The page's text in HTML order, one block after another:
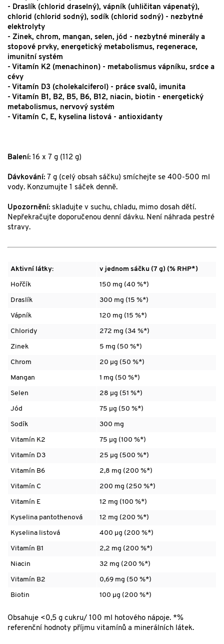
- Draslík (chlorid draselný), vápník (uhličitan vápenatý),
chlorid (chlorid sodný), sodík (chlorid sodný) - nezbytné
elektrolyty
- Zinek, chrom, mangan, selen, jód - nezbytné minerály a
stopové prvky, energetický metabolismus, regenerace,
imunitní systém
- Vitamín K2 (menachinon) - metabolismus vápníku, srdce a
cévy
- Vitamín D3 (cholekalciferol) - práce svalů, imunita
- Vitamín B1, B2, B5, B6, B12, niacin, biotin - energetický
metabolismus, nervový systém
- Vitamín C, E, kyselina listová - antioxidanty
Balení: 16 x 7 g (112 g)
Dávkování: 7 g (celý obsah sáčku) smíchejte se 400-500 ml
vody. Konzumujte 1 sáček denně.
Upozornění: skladujte v suchu, chladu, mimo dosah dětí.
Nepřekračujte doporučenou denní dávku. Není náhrada pestré
stravy.
Aktivní látky: v jednom sáčku (7 g) (% RHP*)
Hořčík 150 mg (40 %*)
Draslík 300 mg (15 %*)
Vápník 120 mg (15 %*)
Chloridy 272 mg (34 %*)
Zinek 5 mg (50 %*)
Chrom 20 µg (50 %*)
Mangan 1 mg (50 %*)
Selen 28 µg (51 %*)
Jód 75 µg (50 %*)
Sodík 300 mg
Vitamín K2 75 µg (100 %*)
Vitamín D3 25 µg (500 %*)
Vitamín B6 2,8 mg (200 %*)
Vitamín C 200 mg (250 %*)
Vitamín E 12 mg (100 %*)
Kyselina pantothenová 12 mg (200 %*)
Kyselina listová 400 µg (200 %*)
Vitamín B1 2,2 mg (200 %*)
Niacin 32 mg (200 %*)
Vitamín B2 0,69 mg (50 %*)
Biotin 100 µg (200 %*)
Obsahuje <0,5 g cukru/ 100 ml hotového nápoje. *%
referenční hodnoty příjmu vitamínů a minerálních látek.